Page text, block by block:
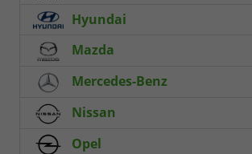
Hyundai
Mazda
Mercedes-Benz
Nissan
Opel